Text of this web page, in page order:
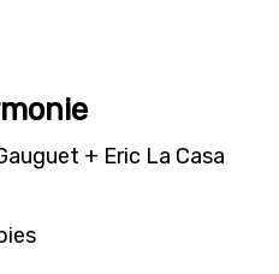
+ Eric La Casa